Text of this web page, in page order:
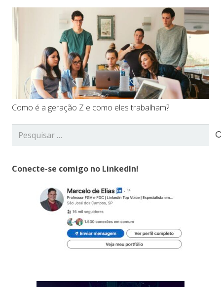
Como é a geração Z e como eles trabalham?
Pesquisar
Conecte-se comigo no LinkedIn!